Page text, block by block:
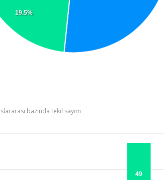
19.5%
bazında tekil sayım
49